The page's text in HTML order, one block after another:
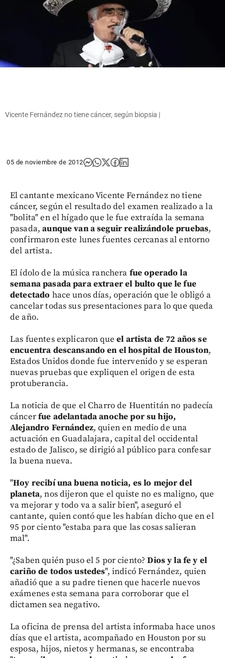
Vicente Fernández no tiene cáncer, según biopsia |
05 de noviembre de 2012
El cantante mexicano Vicente Fernández no tiene
cáncer, según el resultado del examen realizado a la
"bolita" en el hígado que le fue extraída la semana
pasada,aunque van a seguir realizándole pruebas,
confirmaron este lunes fuentes cercanas al entorno
del artista.
El ídolo de la música ranchera fue operado la
semanapasada para extraer el bulto que le fue
detectado hace unos días, operación que le obligó a
cancelar todas sus presentaciones para lo que queda
de año.
Las fuentes explicaron queel artista de 72 años se
encuentra descansando en el hospital de Houston,
Estados Unidos donde fue intervenido y se esperan
nuevas pruebas que expliquen el origen de esta
protuberancia.
La noticia de que el Charro de Huentitán no padecía
cáncerfue adelantada anoche por su hijo,
Alejandro Fernández, quien en medio de una
actuación en Guadalajara, capital del occidental
estado de Jalisco, se dirigió al público para confesar
la buena nueva.
"Hoy recibí una buena noticia, es lo mejor del
planeta, nos dijeron que el quiste no es maligno, que
va mejorar y todo va a salir bien", aseguró el
cantante, quien contó que les habían dicho que en el
95 por ciento "estaba para que las cosas salieran
mal".
"¿Saben quién puso el 5 por ciento?Dios y la fe y el
cariño de todos ustedes", indicó Fernández, quien
añadió que a su padre tienen que hacerle nuevos
exámenes esta semana para corroborar que el
dictamen sea negativo.
La oficina de prensa del artista informaba hace unos
días que el artista, acompañado en Houston por su
esposa, hijos, nietos y hermanas, se encontraba